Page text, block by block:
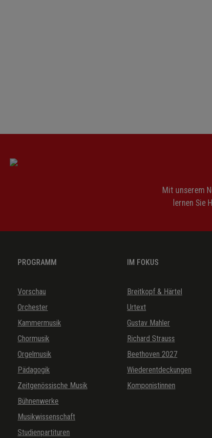
Mit unserem
lernen Sie
PROGRAMM
Vorschau
Orchester
Kammermusik
Chormusik
Orgelmusik
Pädagogik
Zeitgenössische Musik
Bühnenwerke
Musikwissenschaft
Studienpartituren
IM FOKUS
Breitkopf & Härtel
Urtext
Gustav Mahler
Richard Strauss
Beethoven 2027
Wiederentdeckungen
Komponistinnen